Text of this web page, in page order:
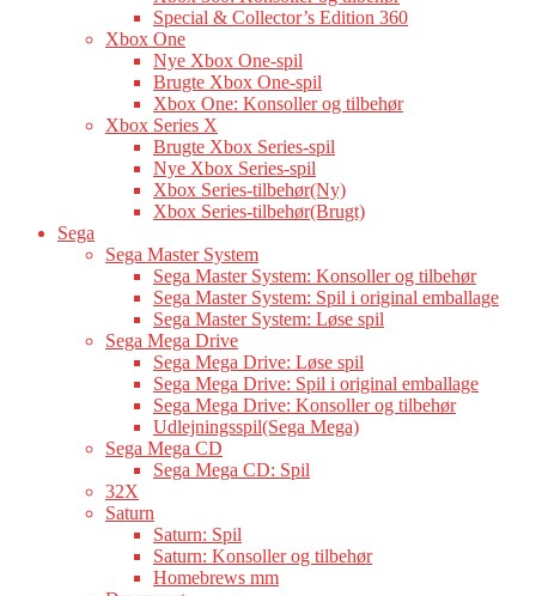
Special & Collector’s Edition 360
Xbox One
Nye Xbox One-spil
Brugte Xbox One-spil
Xbox One: Konsoller og tilbehør
Xbox Series X
Brugte Xbox Series-spil
Nye Xbox Series-spil
Xbox Series-tilbehør(Ny)
Xbox Series-tilbehør(Brugt)
Sega
Sega Master System
Sega Master System: Konsoller og tilbehør
Sega Master System: Spil i original emballage
Sega Master System: Løse spil
Sega Mega Drive
Sega Mega Drive: Løse spil
Sega Mega Drive: Spil i original emballage
Sega Mega Drive: Konsoller og tilbehør
Udlejningsspil(Sega Mega)
Sega Mega CD
Sega Mega CD: Spil
32X
Saturn
Saturn: Spil
Saturn: Konsoller og tilbehør
Homebrews mm